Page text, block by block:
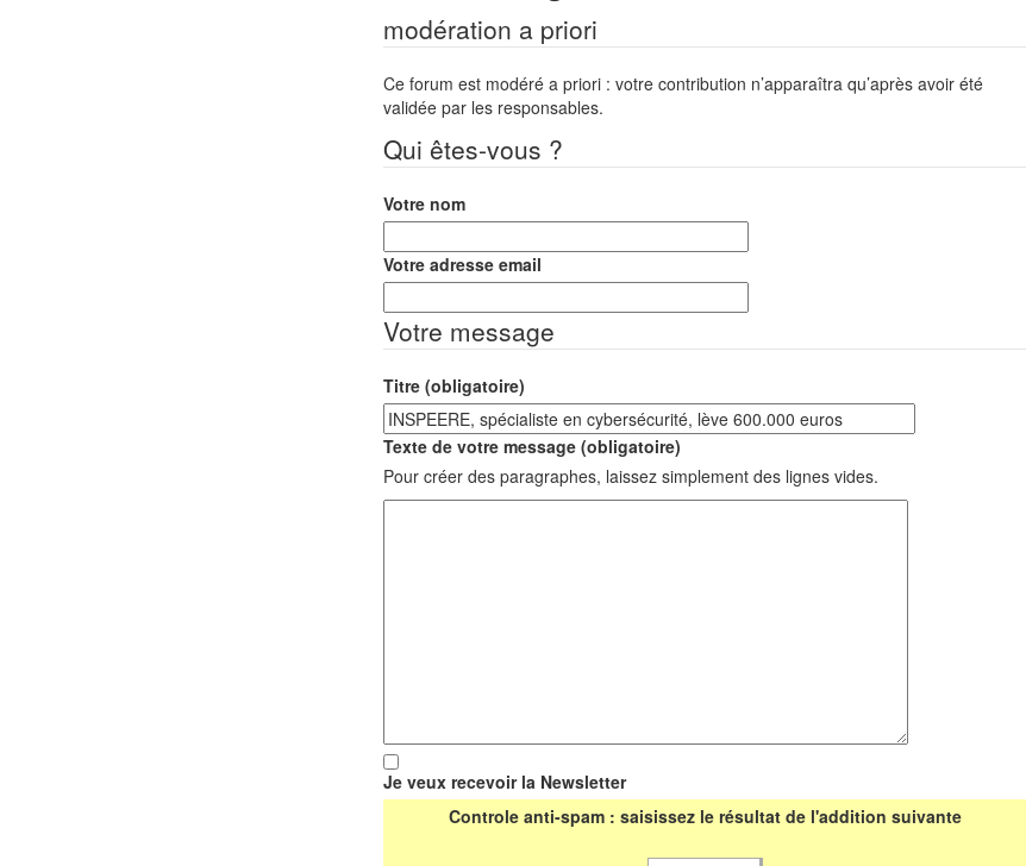
modération a priori
Ce forum est modéré a priori : votre contribution n’apparaîtra qu’après avoir été
validée par les responsables.
Qui êtes-vous ?
Votre nom
Votre adresse email
Votre message
Titre (obligatoire)
Texte de votre message (obligatoire)
Pour créer des paragraphes, laissez simplement des lignes vides.
Je veux recevoir la Newsletter
Controle anti-spam : saisissez le résultat de l'addition suivante